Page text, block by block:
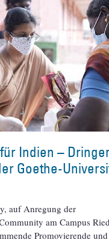
Indien –
Goethe-
auf Anregung der
am Campus
Promovierende